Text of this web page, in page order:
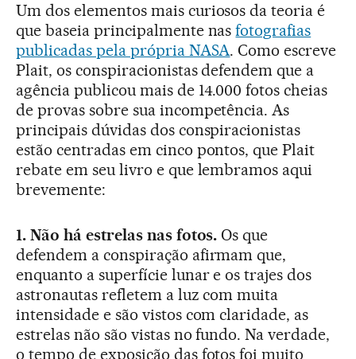
Um dos elementos mais curiosos da teoria é
que baseia principalmente nasfotografias
publicadas pela própria NASA. Como escreve
Plait, os conspiracionistas defendem que a
agência publicou mais de 14.000 fotos cheias
de provas sobre sua incompetência. As
principais dúvidas dos conspiracionistas
estão centradas em cinco pontos, que Plait
rebate em seu livro e que lembramos aqui
brevemente:
1. Não há estrelas nas fotos. Os que
defendem a conspiração afirmam que,
enquanto a superfície lunar e os trajes dos
astronautas refletem a luz com muita
intensidade e são vistos com claridade, as
estrelas não são vistas no fundo. Na verdade,
o tempo de exposição das fotos foi muito